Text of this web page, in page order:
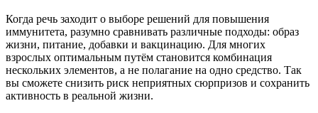
Когда речь заходит о выборе решений для повышения
иммунитета, разумно сравнивать различные подходы: образ
жизни, питание, добавки и вакцинацию. Для многих
взрослых оптимальным путём становится комбинация
нескольких элементов, а не полагание на одно средство. Так
вы сможете снизить риск неприятных сюрпризов и сохранить
активность в реальной жизни.